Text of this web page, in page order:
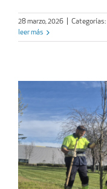
28 marzo, 2026 Categorías:
leer más